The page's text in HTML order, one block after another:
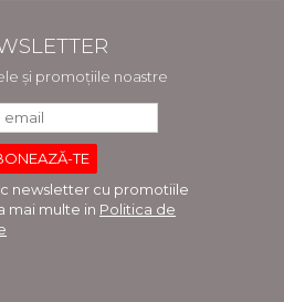
și promoțiile noastre
newsletter cu promotiile
mai multe in Politica de